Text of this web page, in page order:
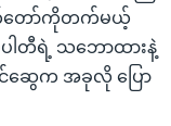
တ်တော်ကိုတက်မယ့်
ါတီရဲ့ သဘောထားနဲ့
ဆွေက အခုလို ပြော